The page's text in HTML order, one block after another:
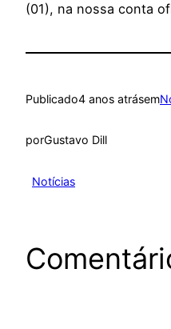
(01), na nossa conta
Publicado4 anos atrásem
porGustavo Dill
Notícias